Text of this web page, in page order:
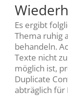
Es ergibt
Thema ruhig
behandeln.
Texte nicht
möglich ist,
Duplicate
abträglich für